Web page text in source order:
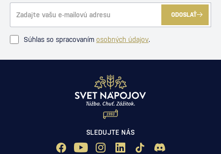
ODOSLAŤ
Súhlas so spracovaním osobných údajov.
SLEDUJTE NÁS